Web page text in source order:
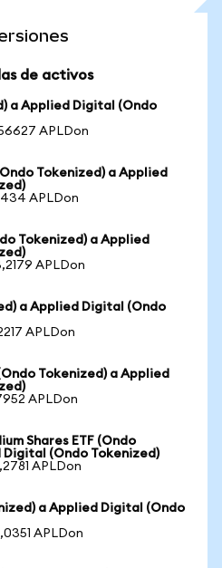
de activos
a Applied Digital (Ondo
APLDon
Tokenized) a Applied
APLDon
Tokenized) a Applied
APLDon
a Applied Digital (Ondo
APLDon
Tokenized) a Applied
APLDon
Shares ETF (Ondo
Digital (Ondo Tokenized)
APLDon
a Applied Digital (Ondo
APLDon